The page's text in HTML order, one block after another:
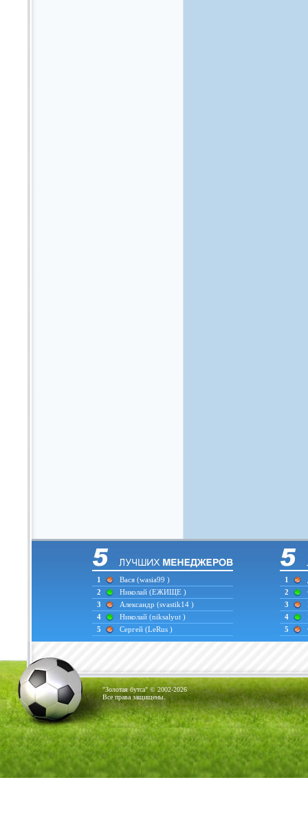
1 Вася (wasia99 )
2
Николай (ЕЖИЩЕ )
3
Александр (svastik14 )
4
Николай (niksalyut )
5
Сергей (LeRus )
1
2
3
4
5
"Золотая бутса" © 2002-2026
Все права защищены.